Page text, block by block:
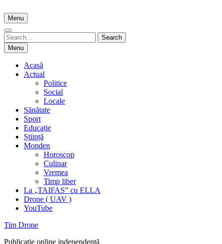
to
content
Menu
Search
for:
Search
Menu
Acasă
Actual
Politice
Social
Locale
Sănătate
Sport
Educație
Știință
Monden
Horoscop
Culinar
Vremea
Timp liber
La „TAIFAS” cu ELLA
Drone ( UAV )
YouTube
Tim Drone
Publicație online independentă